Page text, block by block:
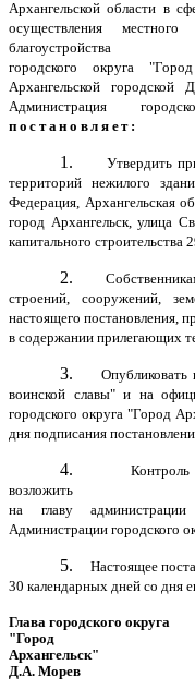
Архангельской области в
осуществления
благоустройства
городского округа
Архангельской
Администрация
постановляет:
1.
Утвердить
территорий нежилого
Федерация, Архангельская
город Архангельск, улица
капитального
2.
строений, сооружений,
настоящего постановления,
в содержании прилегающих
3.
Опубликовать
воинской славы" и на
городского округа "Город
дня подписания
4.
возложить
на главу администрации
Администрации городского
5.
Настоящее
30 календарных дней со дня
Глава городского округа
"Город
Архангельск"
Д.А. Морев